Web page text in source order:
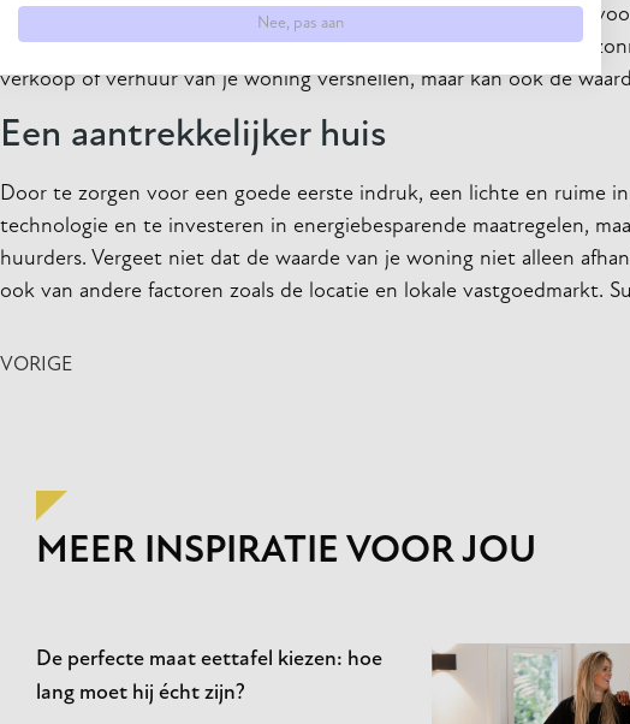
De energieprestatie van je woning kan een groot verschil maken
energiebesparende maatregelen, zoals led-verlichting, isolatie en
verkoop of verhuur van je woning versnellen, maar kan ook de
Een aantrekkelijker huis
Door te zorgen voor een goede eerste indruk, een lichte en ruime
technologie en te investeren in energiebesparende maatregelen,
huurders. Vergeet niet dat de waarde van je woning niet alleen
ook van andere factoren zoals de locatie en lokale vastgoedmarkt.
VORIGE
MEER INSPIRATIE VOOR JOU
De perfecte maat eettafel kiezen: hoe
lang moet hij écht zijn?
Nee, pas aan